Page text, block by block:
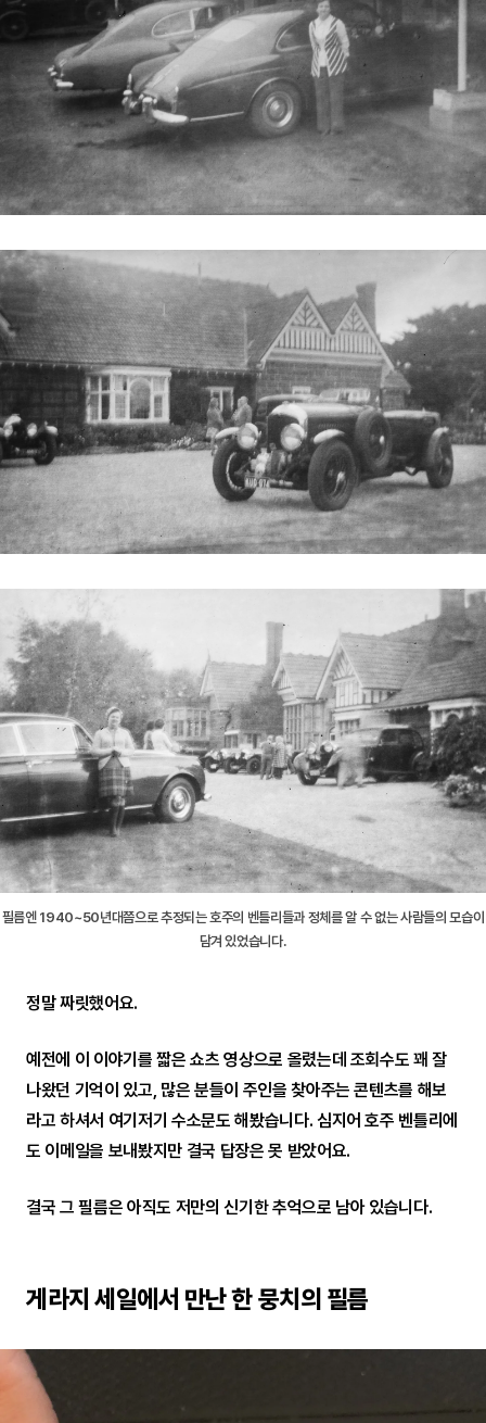
필름엔 1940~50년대쯤으로 추정되는 호주의 벤틀리들과 정체를 알 수 없는 사람들의 모습이
담겨 있었습니다.
정말 짜릿했어요.
예전에 이 이야기를 짧은 쇼츠 영상으로 올렸는데 조회수도 꽤 잘
나왔던 기억이 있고, 많은 분들이 주인을 찾아주는 콘텐츠를 해보
라고 하셔서 여기저기 수소문도 해봤습니다. 심지어 호주 벤틀리에
도 이메일을 보내봤지만 결국 답장은 못 받았어요.
결국 그 필름은 아직도 저만의 신기한 추억으로 남아 있습니다.
게라지 세일에서 만난 한 뭉치의 필름